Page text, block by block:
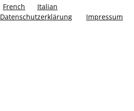
French
Italian
Datenschutzerklärung
Impressum